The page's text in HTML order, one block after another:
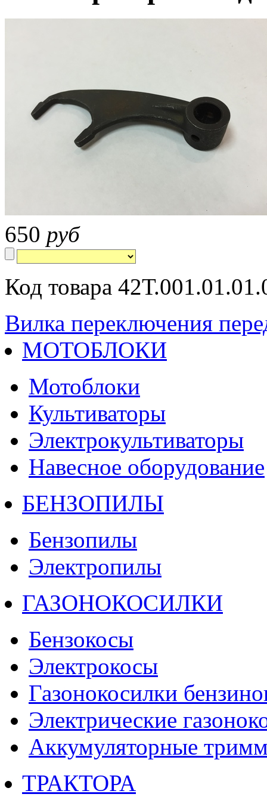
650 руб
Код товара
Вилка переключения
МОТОБЛОКИ
Мотоблоки
Культиваторы
Электрокультиваторы
Навесное оборудование
БЕНЗОПИЛЫ
Бензопилы
Электропилы
ГАЗОНОКОСИЛКИ
Бензокосы
Электрокосы
Газонокосилки
Электрические
Аккумуляторные
ТРАКТОРА